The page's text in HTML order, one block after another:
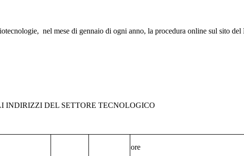
nel mese di gennaio di ogni anno, la procedura online sul sito
INDIRIZZI DEL SETTORE TECNOLOGICO
ore